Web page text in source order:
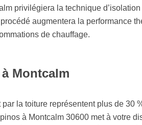
privilégiera la technique
augmentera la performance
de chauffage.
Montcalm
la toiture représentent plus de 30
à Montcalm 30600 met à votre